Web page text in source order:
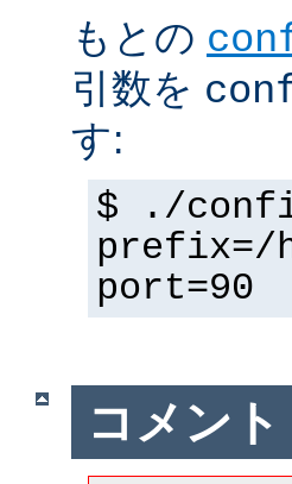
もとの
引数を
す:
$ ./
prefix=/
port=90
コメント